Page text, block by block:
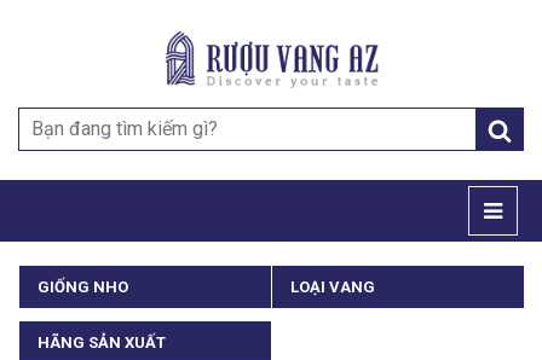
Search
for:
GIỐNG NHO LOẠI VANG
HÃNG SẢN XUẤT